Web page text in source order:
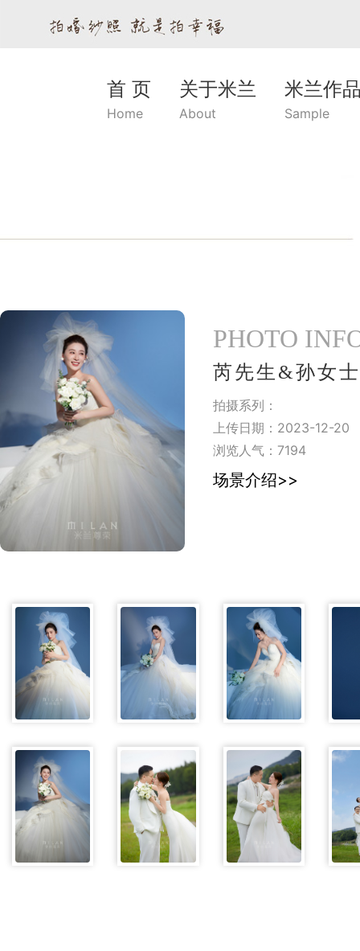
首 页
Home
关于米兰
About
米兰作
Sample
PHOTO
芮先生&孙女
拍摄系列：
上传日期：2023-12-20
浏览人气： 7194
场景介绍>>